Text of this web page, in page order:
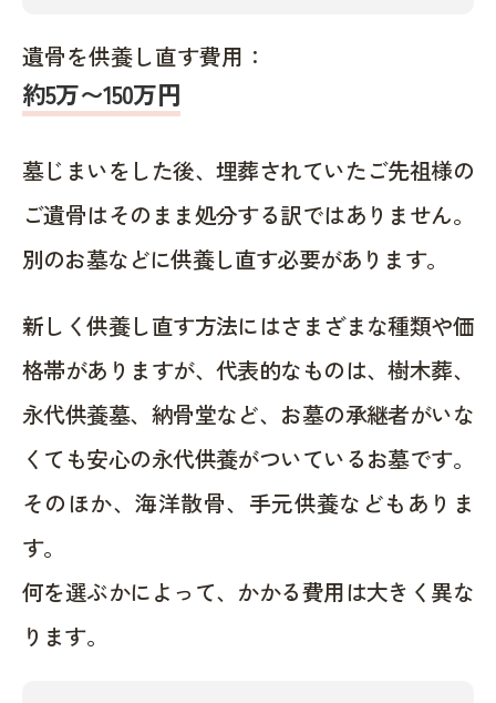
遺骨を供養し直す費用：
約5万〜150万円
墓じまいをした後、埋葬されていたご先祖様の
ご遺骨はそのまま処分する訳ではありません。
別のお墓などに供養し直す必要があります。
新しく供養し直す方法にはさまざまな種類や価
格帯がありますが、代表的なものは、樹木葬、
永代供養墓、納骨堂など、お墓の承継者がいな
くても安心の永代供養がついているお墓です。
そのほか、海洋散骨、手元供養などもありま
す。
何を選ぶかによって、かかる費用は大きく異な
ります。